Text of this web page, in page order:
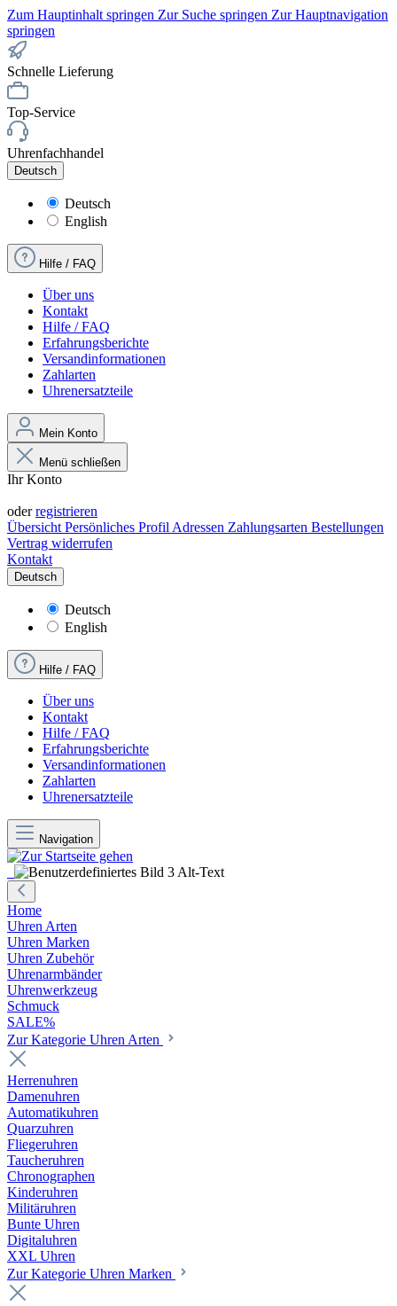
Zum Hauptinhalt springen Zur Suche springen Zur Hauptnavigation
springen
Schnelle Lieferung
Top-Service
Uhrenfachhandel
Deutsch
Deutsch
English
Hilfe / FAQ
Über uns
Kontakt
Hilfe / FAQ
Erfahrungsberichte
Versandinformationen
Zahlarten
Uhrenersatzteile
Mein Konto
Menü schließen
Ihr Konto
oderregistrieren
Übersicht Persönliches Profil Adressen Zahlungsarten Bestellungen
Vertrag widerrufen
Kontakt
Deutsch
Deutsch
English
Hilfe / FAQ
Über uns
Kontakt
Hilfe / FAQ
Erfahrungsberichte
Versandinformationen
Zahlarten
Uhrenersatzteile
Navigation
Home
Uhren Arten
Uhren Marken
Uhren Zubehör
Uhrenarmbänder
Uhrenwerkzeug
Schmuck
SALE%
Zur Kategorie Uhren Arten
Herrenuhren
Damenuhren
Automatikuhren
Quarzuhren
Fliegeruhren
Taucheruhren
Chronographen
Kinderuhren
Militäruhren
Bunte Uhren
Digitaluhren
XXL Uhren
Zur Kategorie Uhren Marken